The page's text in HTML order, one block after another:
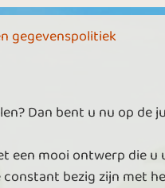
gegevenspolitiek
Dan bent u nu op de
mooi ontwerp die
bezig zijn met